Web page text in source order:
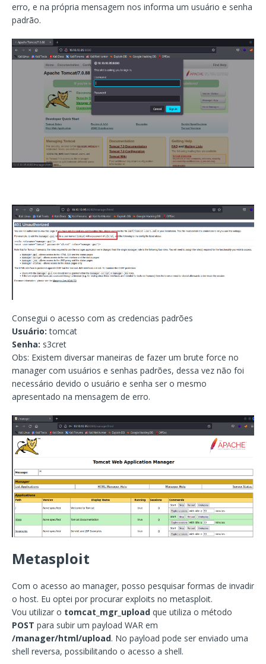
erro, e na própria mensagem nos informa um usuário e senha
padrão.
Consegui o acesso com as credencias padrões
Usuário: tomcat
Senha: s3cret
Obs: Existem diversar maneiras de fazer um brute force no
manager com usuários e senhas padrões, dessa vez não foi
necessário devido o usuário e senha ser o mesmo
apresentado na mensagem de erro.
Metasploit
Com o acesso ao manager, posso pesquisar formas de invadir
o host. Eu optei por procurar exploits no metasploit.
Vou utilizar o tomcat_mgr_upload que utiliza o método
POST para subir um payload WAR em
/manager/html/upload. No payload pode ser enviado uma
shell reversa, possibilitando o acesso a shell.